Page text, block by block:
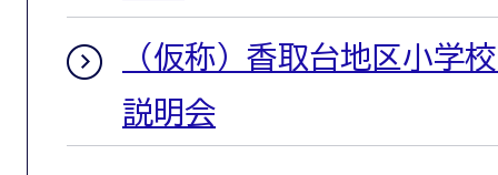
（仮称）香取台地区小学
説明会